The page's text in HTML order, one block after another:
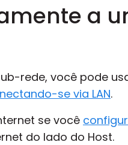
a
rede, você pode
se via LAN.
se você
do lado do Host.